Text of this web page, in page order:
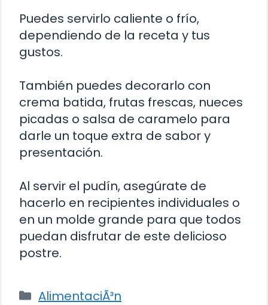
Puedes servirlo caliente o frío,
dependiendo de la receta y tus
gustos.
También puedes decorarlo con
crema batida, frutas frescas, nueces
picadas o salsa de caramelo para
darle un toque extra de sabor y
presentación.
Al servir el pudín, asegúrate de
hacerlo en recipientes individuales o
en un molde grande para que todos
puedan disfrutar de este delicioso
postre.
Categorías
AlimentaciÃ³n